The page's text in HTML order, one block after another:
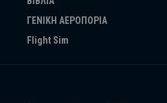
ΓΕΝΙΚΗ ΑΕΡΟΠΟΡΙΑ
Flight Sim